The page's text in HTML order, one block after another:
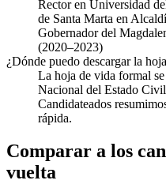
Rector en Universidad
de Santa Marta en
Gobernador del
(2020–2023)
¿Dónde puedo descargar la
La hoja de vida formal
Nacional del Estado
Candidateados
rápida.
Comparar a los
vuelta